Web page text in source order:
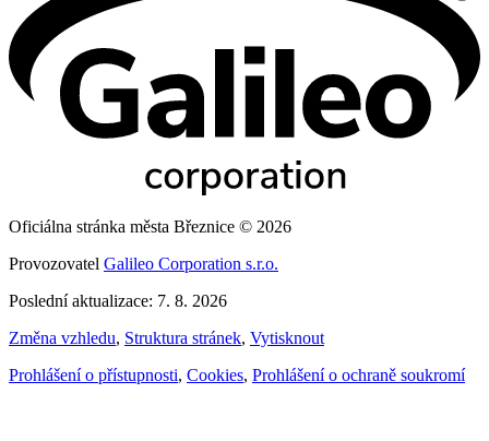
Oficiálna stránka města Březnice © 2026
Provozovatel Galileo Corporation s.r.o.
Poslední aktualizace: 7. 8. 2026
Změna vzhledu, Struktura stránek, Vytisknout
Prohlášení o přístupnosti, Cookies, Prohlášení o ochraně soukromí